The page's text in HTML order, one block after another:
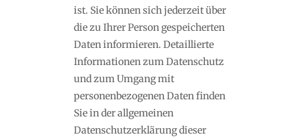
ist. Sie können sich jederzeit über
die zu Ihrer Person gespeicherten
Daten informieren. Detaillierte
Informationen zum Datenschutz
und zum Umgang mit
personenbezogenen Daten finden
Sie in der allgemeinen
Datenschutzerklärung dieser